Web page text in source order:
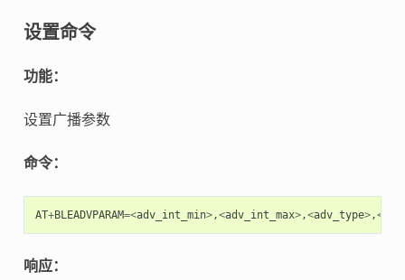
设置命令
功能：
设置广播参数
命令：
AT+BLEADVPARAM=<adv_int_min>,<adv_int_max>,<adv_type>,<
响应：